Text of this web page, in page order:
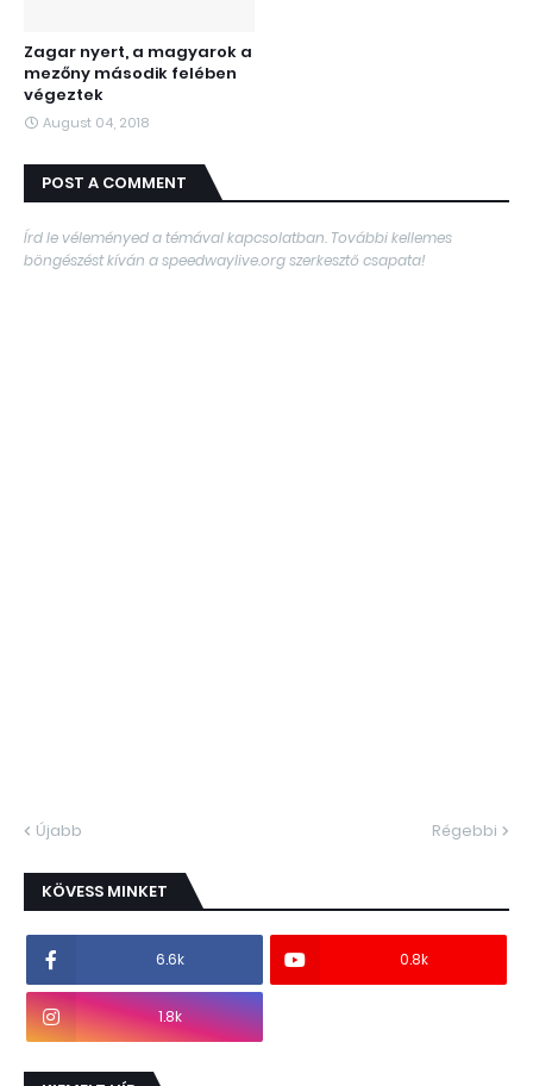
Zagar nyert, a magyarok a
mezőny második felében
végeztek
August 04, 2018
POST A COMMENT
Írd le véleményed a témával kapcsolatban. További kellemes
böngészést kíván a speedwaylive.org szerkesztő csapata!
Újabb Régebbi
KÖVESS MINKET
6.6k 0.8k
1.8k